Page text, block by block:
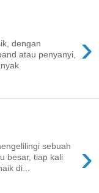
›
dengan
atau penyanyi,
›
sebuah
besar, tiap kali
di...